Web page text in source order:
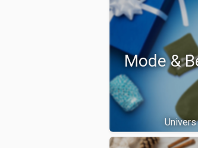
Mode &
Univers